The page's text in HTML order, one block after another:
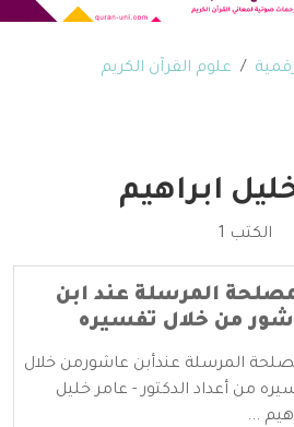
علوم القرآن الكريم
ابراهيم
الكتب 1
المرسلة عند ابن
من خلال تفسيره
المرسلة عندأبن عاشورمن خلال
من أعداد الدكتور - عامر خليل
...